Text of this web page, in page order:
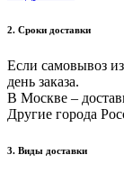
2. Cроки доставки
Если самовывоз
день заказа.
В Москве –
Другие города
3. Виды доставки